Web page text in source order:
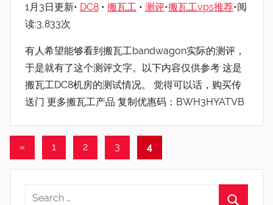
1月3日更新• DC8 • 搬瓦工 • 测评•搬瓦工vps推荐•阅
读:3,833次
有人希望能够看到搬瓦工bandwagon实际的测评，
于是就有了这个测评文字。以下内容仅供参考 这是
搬瓦工DC8机房的测试情况。 觉得可以话，购买传
送门 更多搬瓦工产品 复制优惠码：BWH3HYATVB
文
章
«Previous
1 2 3 4